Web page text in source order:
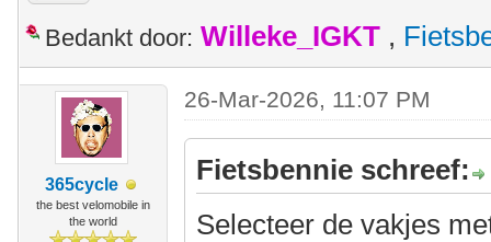
Bedankt door: Willeke_IGKT ,
365cycle
the best velomobile in
the world
26-Mar-2026, 11:07 PM
Fietsbennie schreef:
Selecteer de vakjes